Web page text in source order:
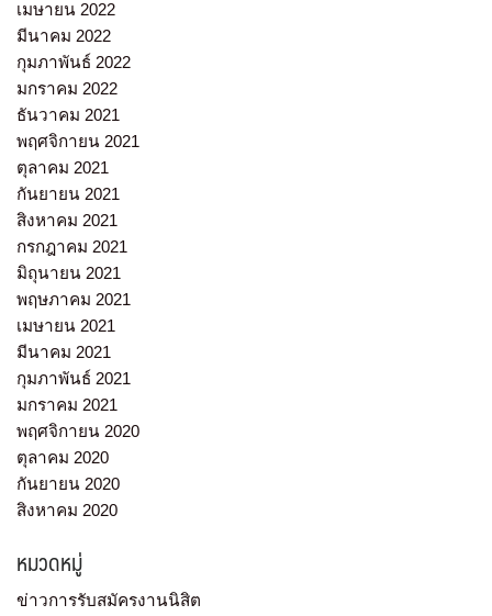
เมษายน 2022
มีนาคม 2022
กุมภาพันธ์ 2022
มกราคม 2022
ธันวาคม 2021
พฤศจิกายน 2021
ตุลาคม 2021
กันยายน 2021
สิงหาคม 2021
กรกฎาคม 2021
มิถุนายน 2021
พฤษภาคม 2021
เมษายน 2021
มีนาคม 2021
กุมภาพันธ์ 2021
มกราคม 2021
พฤศจิกายน 2020
ตุลาคม 2020
กันยายน 2020
สิงหาคม 2020
หมวดหมู่
ข่าวการรับสมัครงานนิสิต